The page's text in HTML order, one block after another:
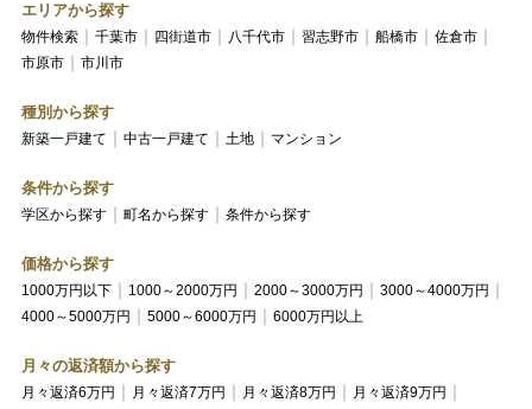
エリアから探す
物件検索 千葉市 四街道市 八千代市 習志野市 船橋市
佐倉市
市原市
市川市
種別から探す
新築一戸建て 中古一戸建て 土地 マンション
条件から探す
学区から探す 町名から探す 条件から探す
価格から探す
1000万円以下 1000～2000万円 2000～3000万円
3000～4000万円
4000～5000万円
5000～6000万円 6000万円以上
月々の返済額から探す
月々返済6万円 月々返済7万円 月々返済8万円
月々返済9万円